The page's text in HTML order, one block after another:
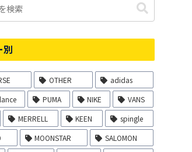
別
OTHER
adidas
PUMA NIKE
VANS
MERRELL KEEN
spingle
MOONSTAR
SALOMON